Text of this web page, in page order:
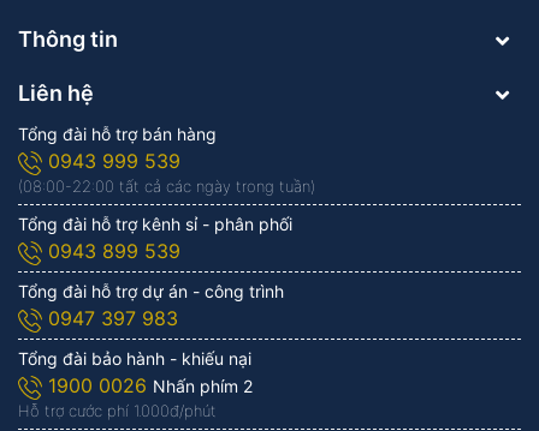
Thông tin
Liên hệ
Tổng đài hỗ trợ bán hàng
0943 999 539
(08:00-22:00 tất cả các ngày trong tuần)
Tổng đài hỗ trợ kênh sỉ - phân phối
0943 899 539
Tổng đài hỗ trợ dự án - công trình
0947 397 983
Tổng đài bảo hành - khiếu nại
1900 0026 Nhấn phím 2
Hỗ trợ cước phí 1.000đ/phút